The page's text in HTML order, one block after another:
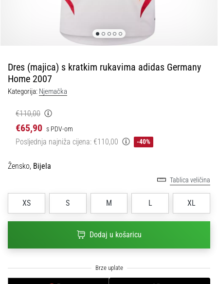
1. 7. 2025
1 min. čitanja
Play
for
More
Victories
Pripremi
se
ženski
EURO
2025
dresovima
kopačkama
Nike,
Dres (majica) s kratkim rukavima adidas Germany
Home 2007
Kategorija: Njemačka
€110,00
€65,90 s PDV-om
Posljednja najniža cijena: €110,00 -40%
Žensko, Bijela
Tablica veličina
XS S M L XL
Dodaj u košaricu